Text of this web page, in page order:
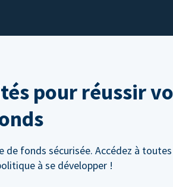
pour réussir
fonds sécurisée. Accédez à
à se développer !